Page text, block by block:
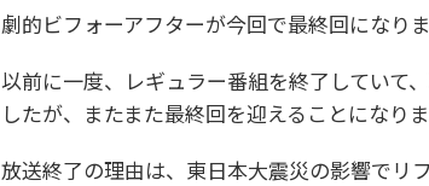
劇的ビフォーアフターが今回で最終回になりま
以前に一度、レギュラー番組を終了していて
したが、またまた最終回を迎えることになりま
放送終了の理由は、東日本大震災の影響でリ